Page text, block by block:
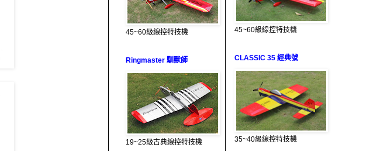
45~60級線控特技機
Ringmaster 馴獸師
19~25級古典線控特技機
45~60級線控特技機
CLASSIC 35 經典號
35~40級線控特技機